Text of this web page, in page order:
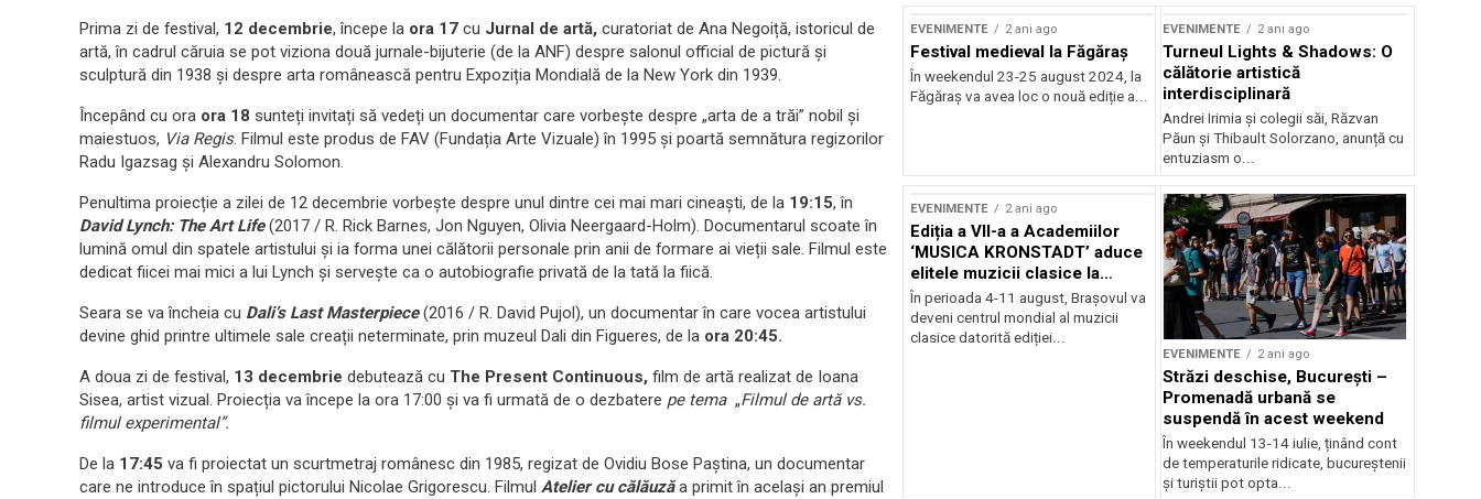
Prima zi de festival, 12 decembrie, începe la ora 17 cu Jurnal de artă, curatoriat de Ana Negoiță, istoricul de
artă, în cadrul căruia se pot viziona două jurnale-bijuterie (de la ANF) despre salonul official de pictură și
sculptură din 1938 și despre arta românească pentru Expoziția Mondială de la New York din 1939.
Începând cu ora ora 18 sunteți invitați să vedeți un documentar care vorbește despre „arta de a trăi” nobil și
maiestuos, Via Regis. Filmul este produs de FAV (Fundația Arte Vizuale) în 1995 și poartă semnătura regizorilor
Radu Igazsag şi Alexandru Solomon.
Penultima proiecție a zilei de 12 decembrie vorbește despre unul dintre cei mai mari cineaști, de la 19:15, în
David Lynch: The Art Life(2017 / R. Rick Barnes, Jon Nguyen, Olivia Neergaard-Holm). Documentarul scoate în
lumină omul din spatele artistului și ia forma unei călătorii personale prin anii de formare ai vieții sale. Filmul este
dedicat fiicei mai mici a lui Lynch și servește ca o autobiografie privată de la tată la fiică.
Seara se va încheia cu Dali’s Last Masterpiece(2016 / R. David Pujol), un documentar în care vocea artistului
devine ghid printre ultimele sale creații neterminate, prin muzeul Dali din Figueres, de la ora 20:45.
A doua zi de festival, 13 decembrie debutează cu The Present Continuous, film de artă realizat de Ioana
Sisea, artist vizual. Proiecția va începe la ora 17:00 și va fi urmată de o dezbatere pe tema „Filmul de artă vs.
filmul experimental”.
De la 17:45 va fi proiectat un scurtmetraj românesc din 1985, regizat de Ovidiu Bose Paștina, un documentar
care ne introduce în spațiul pictorului Nicolae Grigorescu. Filmul Atelier cu călăuzăa primit în același an premiul
EVENIMENTE 2 ani ago
Festival medieval la Făgăraș
În weekendul 23-25 august 2024, la
Făgăraș va avea loc o nouă ediție a...
EVENIMENTE 2 ani ago
Turneul Lights & Shadows: O
călătorie artistică
interdisciplinară
Andrei Irimia și colegii săi, Răzvan
Păun și Thibault Solorzano, anunță cu
entuziasm o...
EVENIMENTE 2 ani ago
Ediția a VII-a a Academiilor
‘MUSICA KRONSTADT’ aduce
elitele muzicii clasice la
Brașov
În perioada 4-11 august, Brașovul va
deveni centrul mondial al muzicii
clasice datorită ediției...
EVENIMENTE 2 ani ago
Străzi deschise, București –
Promenadă urbană se
suspendă în acest weekend
În weekendul 13-14 iulie, ținând cont
de temperaturile ridicate, bucureștenii
și turiștii pot opta...